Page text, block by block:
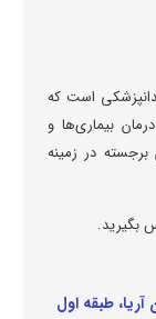
است که
بیماری‌ها و
در زمینه
بگیرید.
طبقه اول